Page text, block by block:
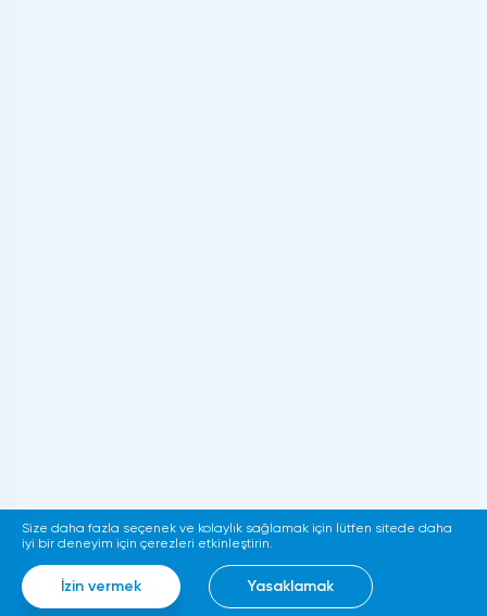
Size daha fazla seçenek ve kolaylık sağlamak için lütfen sitede daha
iyi bir deneyim için çerezleri etkinleştirin.
İzin vermek Yasaklamak